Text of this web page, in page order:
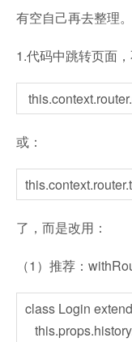
有空自己再去整理。
1.代码中跳转页面，
或：
了，而是改用：
（1）推荐：
class Login